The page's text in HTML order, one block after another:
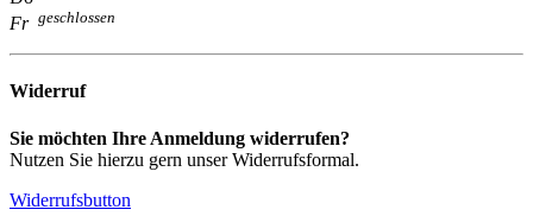
Fr geschlossen
Widerruf
Sie möchten Ihre Anmeldung widerrufen?
Nutzen Sie hierzu gern unser Widerrufsformal.
Widerrufsbutton